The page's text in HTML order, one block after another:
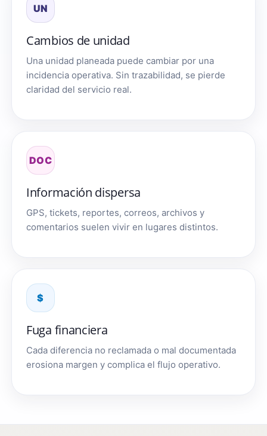
UN
Cambios de unidad
Una unidad planeada puede cambiar por una
incidencia operativa. Sin trazabilidad, se pierde
claridad del servicio real.
DOC
Información dispersa
GPS, tickets, reportes, correos, archivos y
comentarios suelen vivir en lugares distintos.
$
Fuga financiera
Cada diferencia no reclamada o mal documentada
erosiona margen y complica el flujo operativo.